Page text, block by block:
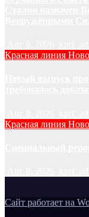
Красная линия
Красная линия
Сайт работает на